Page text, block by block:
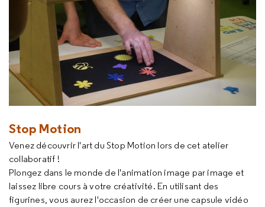
Stop Motion
Venez découvrir l'art du Stop Motion lors de cet atelier
collaboratif !
Plongez dans le monde de l'animation image par image et
laissez libre cours à votre créativité. En utilisant des
figurines, vous aurez l'occasion de créer une capsule vidéo